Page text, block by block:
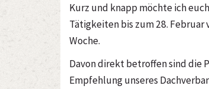
Kurz und knapp möchte ich
Tätigkeiten bis zum 28. Februar
Woche.
Davon direkt betroffen sind die
Empfehlung unseres